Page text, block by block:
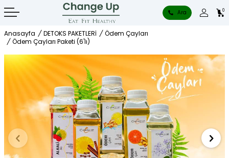
Ara 0
Anasayfa / DETOKS PAKETLERİ / Ödem Çayları
/ Ödem Çayları Paketi (6'lı)